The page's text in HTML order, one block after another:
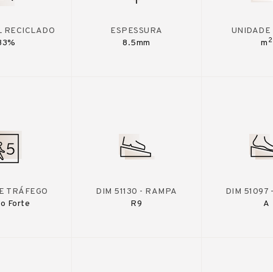
RECICLADO
ESPESSURA
8.5mm
UNIDADE
m 2
TRÁFEGO
Forte
DIM 51130 - RAMPA
R9
DIM 51097
A